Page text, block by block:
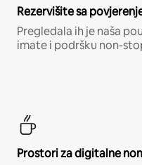
Rezervišite sa
Pregledala ih je naša
imate i podršku non-
Prostori za digitalne